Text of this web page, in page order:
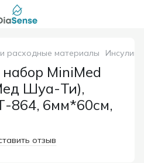
расходные материалы
MiniMed
Шуа-Ти),
864, 6мм*60см,
отзыв